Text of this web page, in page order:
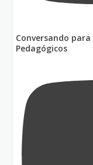
Conversando
Pedagógicos